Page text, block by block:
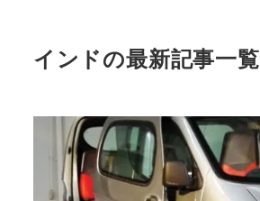
インドの最新記事一覧